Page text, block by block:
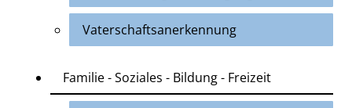
Vaterschaftsanerkennung
Familie - Soziales - Bildung - Freizeit